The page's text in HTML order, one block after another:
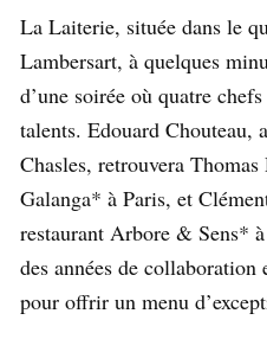
La Laiterie, située dans le
Lambersart, à quelques
d’une soirée où quatre
talents. Edouard Chouteau,
Chasles, retrouvera
Galanga* à Paris, et
restaurant Arbore & Sens*
des années de collaboration
pour offrir un menu